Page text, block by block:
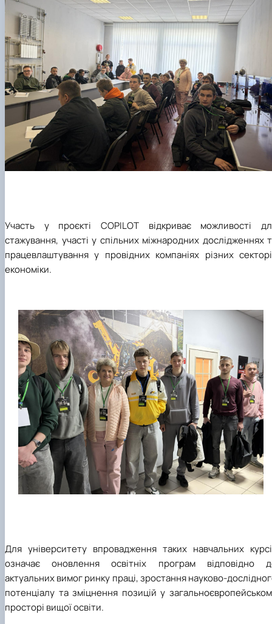
Участь у проєкті COPILOT відкриває можливості
стажування, участі у спільних міжнародних дослідженнях
працевлаштування у провідних компаніях різних
економіки.
Для університету впровадження таких навчальних
означає оновлення освітніх програм відповідно
актуальних вимог ринку праці, зростання науково-
потенціалу та зміцнення позицій у
просторі вищої освіти.